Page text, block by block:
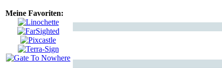
Meine Favoriten: